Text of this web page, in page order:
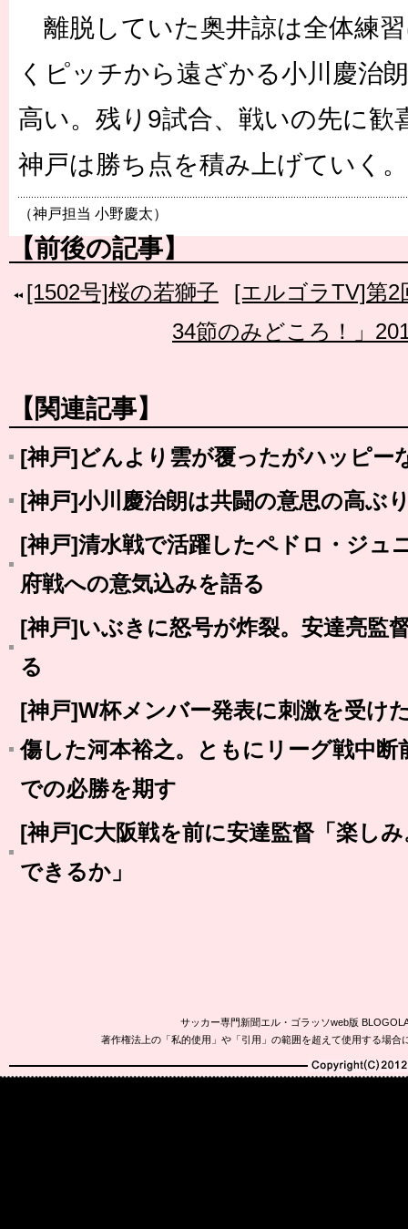
離脱していた奥井諒は全体練
くピッチから遠ざかる小川慶治
高い。残り9試合、戦いの先に歓
神戸は勝ち点を積み上げていく。
（神戸担当 小野慶太）
【前後の記事】
[1502号]桜の若獅子
[エルゴラTV]第2
34節のみどころ！」
【関連記事】
[神戸]どんより雲が覆ったがハッピー
[神戸]小川慶治朗は共闘の意思の高ぶ
[神戸]清水戦で活躍したペドロ・ジュ
府戦への意気込みを語る
[神戸]いぶきに怒号が炸裂。安達亮監
る
[神戸]W杯メンバー発表に刺激を受け
傷した河本裕之。ともにリーグ戦中断
での必勝を期す
[神戸]C大阪戦を前に安達監督「楽し
できるか」
サッカー専門新聞エル・ゴラッソweb版
著作権法上の「私的使用」や「引用」の範囲を超えて使用する場
Copyright(C)2010-